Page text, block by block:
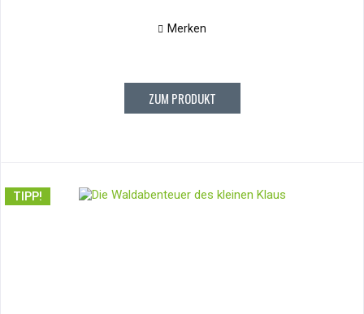
Merken
ZUM PRODUKT
TIPP!